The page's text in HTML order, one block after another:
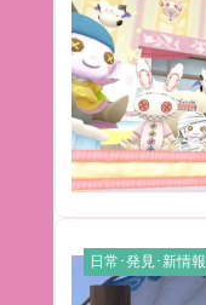
日常･発見･新情報